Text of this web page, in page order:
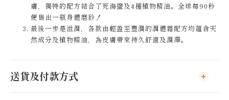
膚，獨特的配方結合了死海鹽及4種植物精油。全球每90秒
便售出一瓶身體磨砂！
最後一步是滋潤，各款由輕盈至豐潤的潤體霜配方均蘊含天
然成分及植物精油，為皮膚帶來持久舒適及潤澤。
送貨及付款方式